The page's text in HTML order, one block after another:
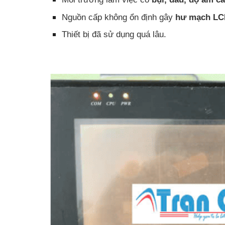
Nguồn cấp không ổn định gây hư mạch
Thiết bị đã sử dụng quá lâu.